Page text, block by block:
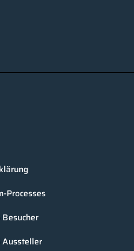
Processes
Besucher
Aussteller